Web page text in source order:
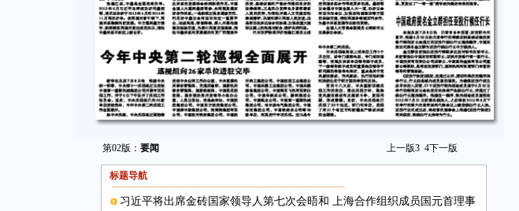
第02版： 要闻 上一版3 4下一版
标题导航
习近平将出席金砖国家领导人第七次会晤和 上海合作组织成员国元首理事